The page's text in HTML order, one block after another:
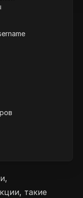
такие